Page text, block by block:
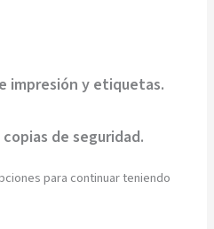
impresión y etiquetas.
de seguridad.
para continuar teniendo